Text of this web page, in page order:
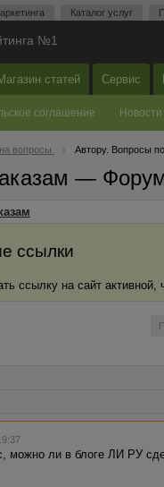
Каталог услуг
№1
статей Сервис
соглашение Новости
вопросы Автору. Вопросы
—
ссылки
ссылку на сайт активной,
можно ли в блоге ЛИ РУ